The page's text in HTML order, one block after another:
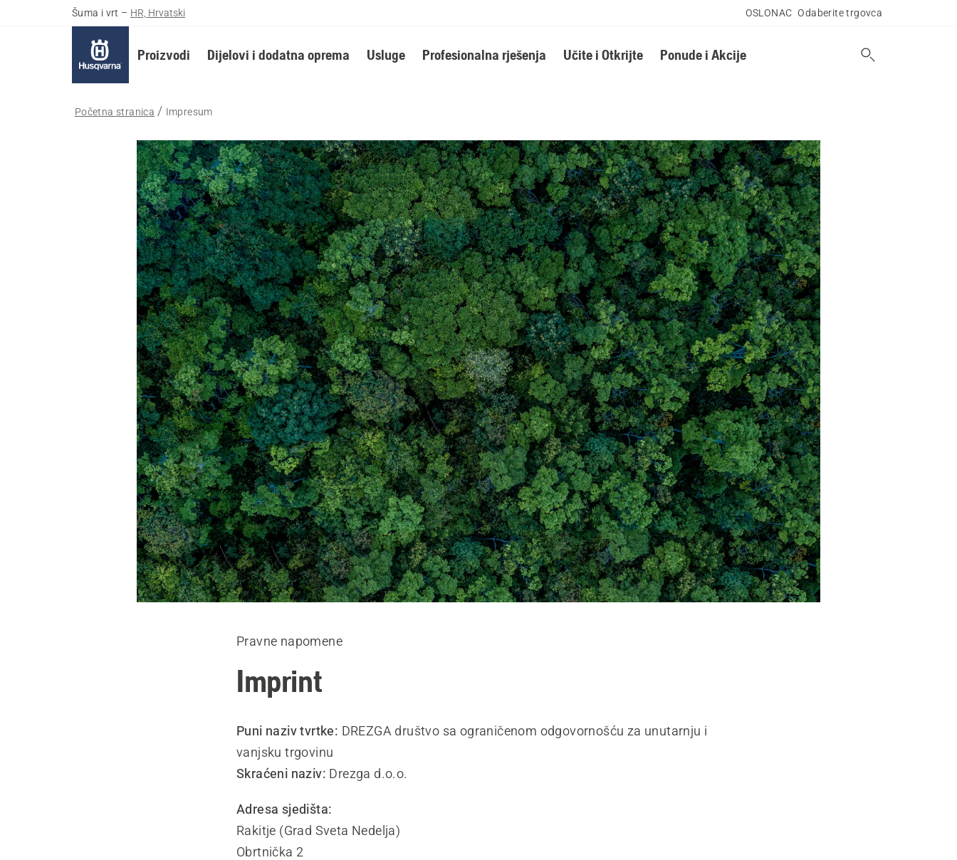
Šuma i vrt – HR, Hrvatski OSLONAC Odaberite trgovca
Proizvodi Dijelovi i dodatna oprema Usluge Profesionalna rješenja Učite i Otkrijte Ponude i Akcije
Početna stranica Impresum
Pravne napomene
Imprint
Puni naziv tvrtke: DREZGA društvo sa ograničenom odgovornošću za unutarnju i
vanjsku trgovinu
Skraćeni naziv: Drezga d.o.o.
Adresa sjedišta:
Rakitje (Grad Sveta Nedelja)
Obrtnička 2